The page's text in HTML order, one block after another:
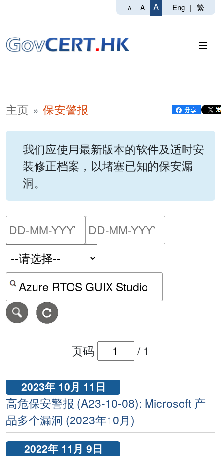
A A A Eng | 繁
主页 保安警报
我们应使用最新版本的软件及适时安
装修正档案，以堵塞已知的保安漏
洞。
请输入搜索日期范围的开
按关键字或 CVE ID 搜寻保安警报
页码 / 1
2023年 10月 11日
高危保安警报 (A23-10-08): Microsoft 产
品多个漏洞 (2023年10月)
2022年 11月 9日